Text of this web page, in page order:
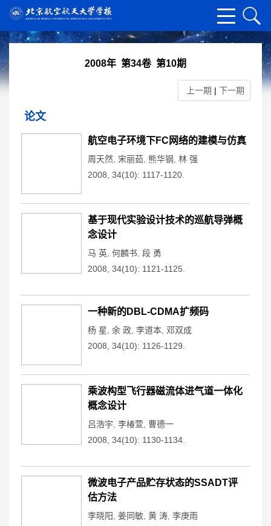
2008年 第34卷 第10期
上一期 | 下一期
论文
航空电子环境下FC网络的建模与仿真
周天然 宋丽茹 熊华钢
林 强
2008, 34(10): 1117-1120.
基于现代实验设计技术的巡航导弹概
念设计
马 英 何麟书 段 勇
2008, 34(10): 1121-1125.
一种新的DBL-CDMA扩频码
杨 星 余 政 李道本 邓双成
2008, 34(10): 1126-1129.
乘波构型飞行器磁流体进气道一体化
概念设计
吕浩宇 李椿萱 曹德一
2008, 34(10): 1130-1134.
微波电子产品贮存状态的SSADT评
估方法
李晓阳 姜同敏 黄 涛 李庚雨